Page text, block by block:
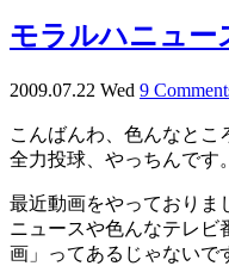
モラルハニュー
2009.07.22 Wed 9
こんばんわ、色んなとこ
全力投球、やっちんです。
最近動画をやっておりま
ニュースや色んなテレビ
画」ってあるじゃないで